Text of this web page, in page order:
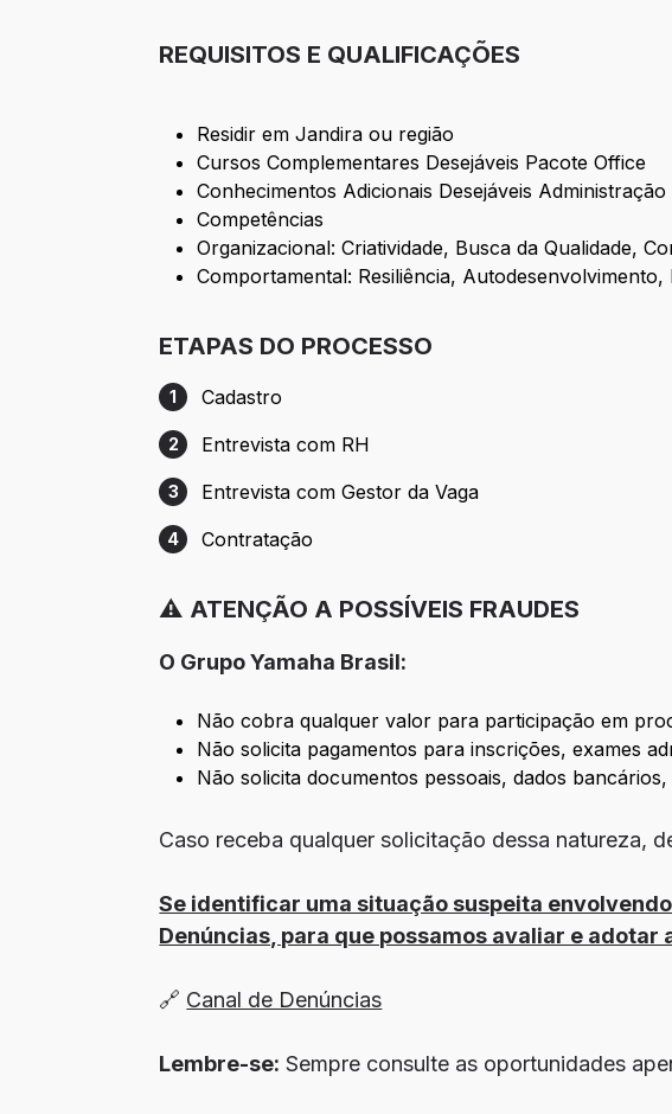
REQUISITOS E QUALIFICAÇÕES
Residir em Jandira ou região
Cursos Complementares Desejáveis Pacote Office
Conhecimentos Adicionais Desejáveis
Competências
Organizacional: Criatividade, Busca da Qualidade,
Comportamental: Resiliência,
ETAPAS DO PROCESSO
Etapa 1: Cadastro
1 Cadastro
Etapa 2: Entrevista com RH
2 Entrevista com RH
Etapa 3: Entrevista com Gestor da Vaga
3 Entrevista com Gestor da Vaga
Etapa 4: Contratação
4 Contratação
⚠️ ATENÇÃO A POSSÍVEIS FRAUDES
O Grupo Yamaha Brasil:
Não cobra qualquer valor para participação em
Não solicita pagamentos para inscrições, exames
Não solicita documentos pessoais, dados
Caso receba qualquer solicitação dessa natureza,
Se identificar uma situação suspeita
Denúncias, para que possamos avaliar e adotar
🔗 Canal de Denúncias
Lembre-se: Sempre consulte as oportunidades